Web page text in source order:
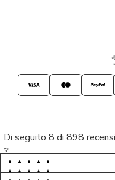
Di seguito 8 di 898
S* 5/
LP 5/
M* 5/